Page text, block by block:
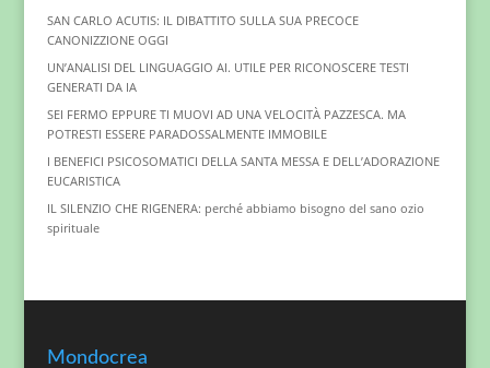
SAN CARLO ACUTIS: IL DIBATTITO SULLA SUA PRECOCE
CANONIZZIONE OGGI
UN’ANALISI DEL LINGUAGGIO AI. UTILE PER RICONOSCERE TESTI
GENERATI DA IA
SEI FERMO EPPURE TI MUOVI AD UNA VELOCITÀ PAZZESCA. MA
POTRESTI ESSERE PARADOSSALMENTE IMMOBILE
I BENEFICI PSICOSOMATICI DELLA SANTA MESSA E DELL’ADORAZIONE
EUCARISTICA
IL SILENZIO CHE RIGENERA: perché abbiamo bisogno del sano ozio
spirituale
Mondocrea